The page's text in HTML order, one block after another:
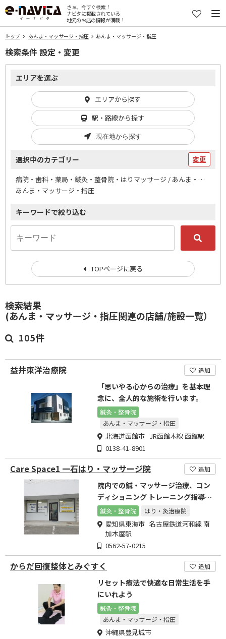
さぁ、今すぐ検索！
ナビタに掲載されている
地元のお店の情報が満載！
トップ あんま・マッサージ・指圧 あんま・マッサージ・指圧
検索結果
(あんま・マッサージ・指圧関連の店舗/施設一覧）
105件
益井東洋治療院 追加
「思いやる心からの治療」を基本理
念に、全人的な施術を行います。
鍼灸・整骨院
あんま・マッサージ・指圧
北海道函館市 JR函館本線 函館駅
0138-41-8901
Care Space1 一石はり・マッサージ院 追加
院内での鍼・マッサージ治療、コン
ディショニング トレーニング指導、
訪問鍼・マッサージ治療
鍼灸・整骨院 はり・灸治療院
愛知県東海市 名古屋鉄道河和線 南
加木屋駅
0562-57-0215
からだ回復整体とみぐすく 追加
リセット療法で快適な日常生活を手
にいれよう
鍼灸・整骨院
あんま・マッサージ・指圧
沖縄県豊見城市
検索条件 設定・変更
エリアを選ぶ
エリアから探す
駅・路線から探す
現在地から探す
選択中のカテゴリー 変更
病院・歯科・薬局・鍼灸・整骨院・はりマッサージ / あんま・マッサージ・指圧
あんま・マッサージ・指圧
キーワードで絞り込む
TOPページに戻る